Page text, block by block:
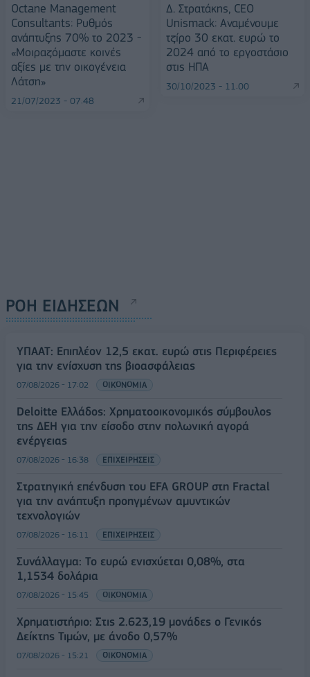
Octane Management
Consultants: Ρυθμός
ανάπτυξης 70% το 2023 -
«Μοιραζόμαστε κοινές
αξίες με την οικογένεια
Λάτση»
21/07/2023 - 07:48
Δ. Στρατάκης, CEO
Unismack: Αναμένουμε
τζίρο 30 εκατ. ευρώ το
2024 από το εργοστάσιο
στις ΗΠΑ
30/10/2023 - 11:00
ΡΟΗ ΕΙΔΗΣΕΩΝ
ΥΠΑΑΤ: Επιπλέον 12,5 εκατ. ευρώ στις Περιφέρειες
για την ενίσχυση της βιοασφάλειας
07/08/2026 - 17:02 ΟΙΚΟΝΟΜΙΑ
Deloitte Ελλάδος: Χρηματοοικονομικός σύμβουλος
της ΔΕΗ για την είσοδο στην πολωνική αγορά
ενέργειας
07/08/2026 - 16:38 ΕΠΙΧΕΙΡΗΣΕΙΣ
Στρατηγική επένδυση του EFA GROUP στη Fractal
για την ανάπτυξη προηγμένων αμυντικών
τεχνολογιών
07/08/2026 - 16:11 ΕΠΙΧΕΙΡΗΣΕΙΣ
Συνάλλαγμα: Το ευρώ ενισχύεται 0,08%, στα
1,1534 δολάρια
07/08/2026 - 15:45 ΟΙΚΟΝΟΜΙΑ
Χρηματιστήριο: Στις 2.623,19 μονάδες ο Γενικός
Δείκτης Τιμών, με άνοδο 0,57%
07/08/2026 - 15:21 ΟΙΚΟΝΟΜΙΑ